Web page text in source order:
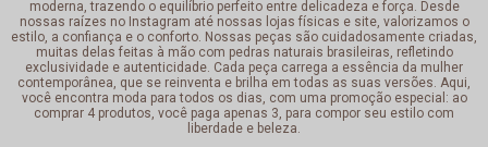
moderna, trazendo o equilíbrio perfeito entre delicadeza e força. Desde
nossas raízes no Instagram até nossas lojas físicas e site, valorizamos o
estilo, a confiança e o conforto. Nossas peças são cuidadosamente criadas,
muitas delas feitas à mão com pedras naturais brasileiras, refletindo
exclusividade e autenticidade. Cada peça carrega a essência da mulher
contemporânea, que se reinventa e brilha em todas as suas versões. Aqui,
você encontra moda para todos os dias, com uma promoção especial: ao
comprar 4 produtos, você paga apenas 3, para compor seu estilo com
liberdade e beleza.